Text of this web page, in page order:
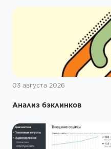
03 августа 2026
Анализ бэклинков